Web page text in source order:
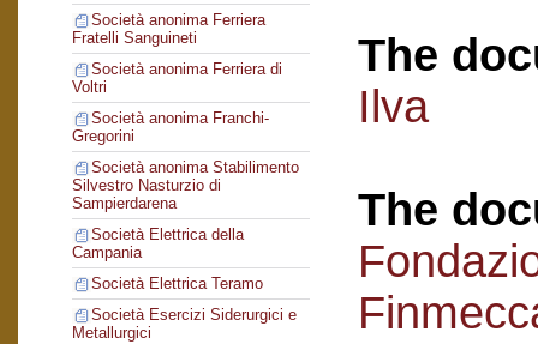
Società anonima Ferriera
Fratelli Sanguineti
Società anonima Ferriera di
Voltri
Società anonima Franchi-
Gregorini
Società anonima Stabilimento
Silvestro Nasturzio di
Sampierdarena
Società Elettrica della
Campania
Società Elettrica Teramo
Società Esercizi Siderurgici e
Metallurgici
The
Ilva
The